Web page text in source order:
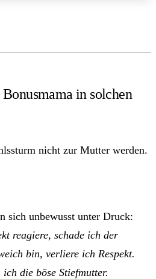
in solchen
nicht zur Mutter werden.
sich unbewusst unter Druck:
reagiere, schade ich der
bin, verliere ich Respekt.
die böse Stiefmutter.